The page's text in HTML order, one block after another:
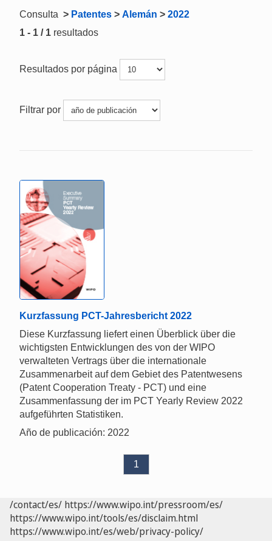
Consulta > Patentes > Alemán > 2022
1 - 1 / 1 resultados
Resultados por página
Filtrar por
Kurzfassung PCT-Jahresbericht 2022
Diese Kurzfassung liefert einen Überblick über die
wichtigsten Entwicklungen des von der WIPO
verwalteten Vertrags über die internationale
Zusammenarbeit auf dem Gebiet des Patentwesens
(Patent Cooperation Treaty - PCT) und eine
Zusammenfassung der im PCT Yearly Review 2022
aufgeführten Statistiken.
Año de publicación: 2022
1
/contact/es/ https://www.wipo.int/pressroom/es/
https://www.wipo.int/tools/es/disclaim.html
https://www.wipo.int/es/web/privacy-policy/